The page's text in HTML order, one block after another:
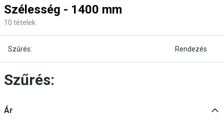
Szélesség - 1400 mm
10 tételek
Szűrés: Rendezés
Szűrés:
Ár